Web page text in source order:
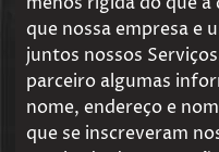
que nossa empresa e
juntos nossos
parceiro algumas
nome, endereço e
que se inscreveram